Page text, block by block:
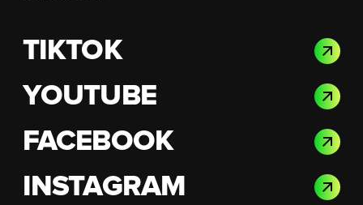
TIKTOK
YOUTUBE
FACEBOOK
INSTAGRAM